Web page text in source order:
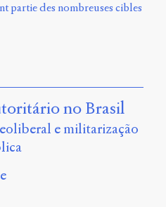
partie des nombreuses cibles
no Brasil
e militarização